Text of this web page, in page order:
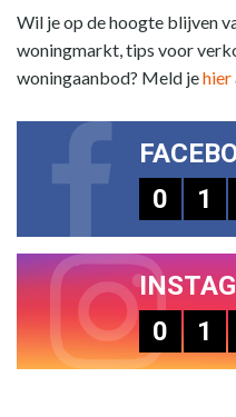
Wil je op de hoogte blijven
woningmarkt, tips voor
woningaanbod? Meld jehier
0
1
0
1